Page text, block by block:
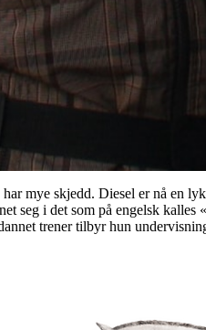
mye skjedd. Diesel er nå en
seg i det som på engelsk
trener tilbyr hun